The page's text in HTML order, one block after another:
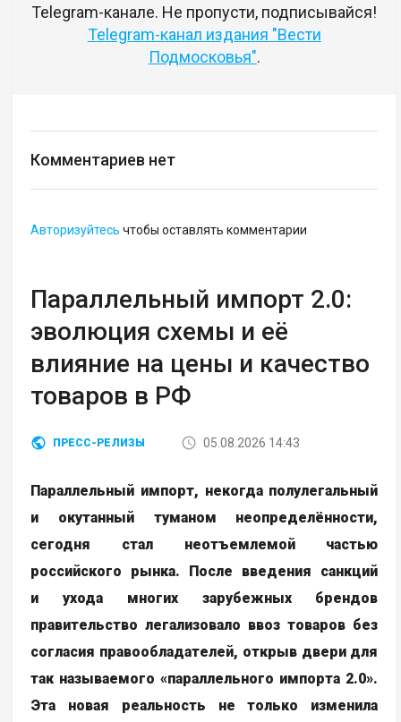
Telegram-канале. Не пропусти, подписывайся!
Telegram-канал издания "Вести
Подмосковья".
Комментариев нет
Авторизуйтесь чтобы оставлять комментарии
Параллельный импорт 2.0:
эволюция схемы и её
влияние на цены и качество
товаров в РФ
ПРЕСС-РЕЛИЗЫ 05.08.2026 14:43
Параллельный импорт, некогда полулегальный
и окутанный туманом неопределённости,
сегодня стал неотъемлемой частью
российского рынка. После введения санкций
и ухода многих зарубежных брендов
правительство легализовало ввоз товаров без
согласия правообладателей, открыв двери для
так называемого «параллельного импорта 2.0».
Эта новая реальность не только изменила